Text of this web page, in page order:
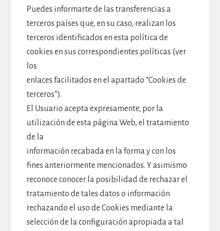
Puedes informarte de las transferencias a
terceros países que, en su caso, realizan los
terceros identificados en esta política de
cookies en sus correspondientes políticas (ver
los
enlaces facilitados en el apartado “Cookies de
terceros”).
El Usuario acepta expresamente, por la
utilización de esta página Web, el tratamiento
de la
información recabada en la forma y con los
fines anteriormente mencionados. Y asimismo
reconoce conocer la posibilidad de rechazar el
tratamiento de tales datos o información
rechazando el uso de Cookies mediante la
selección de la configuración apropiada a tal